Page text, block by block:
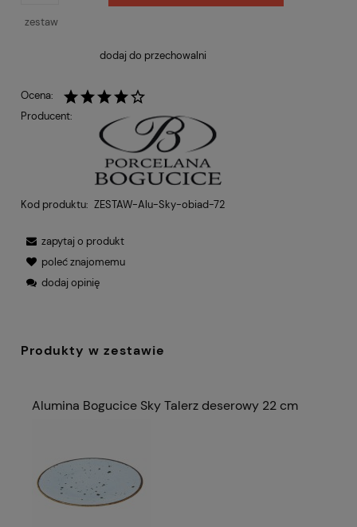
zestaw
dodaj do przechowalni
Ocena:
Producent:
Kod produktu: ZESTAW-Alu-Sky-obiad-72
zapytaj o produkt
poleć znajomemu
dodaj opinię
Produkty w zestawie
Alumina Bogucice Sky Talerz deserowy 22 cm